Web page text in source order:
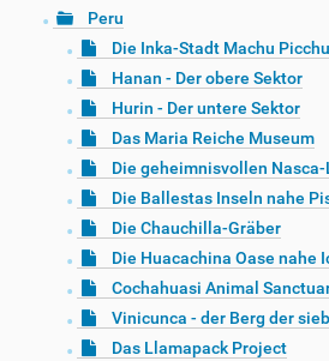
Peru
Die Inka-Stadt Machu Picchu
Hanan - Der obere Sektor
Hurin - Der untere Sektor
Das Maria Reiche Museum
Die geheimnisvollen
Die Ballestas Inseln nahe
Die Chauchilla-Gräber
Die Huacachina Oase nahe
Cochahuasi Animal
Vinicunca - der Berg der
Das Llamapack Project